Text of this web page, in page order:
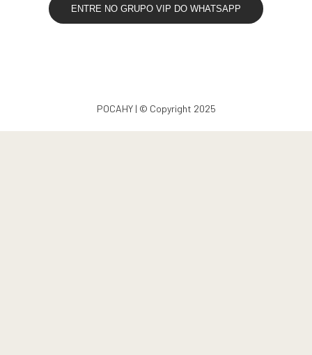
ENTRE NO GRUPO VIP DO WHATSAPP
POCAHY | © Copyright 2025